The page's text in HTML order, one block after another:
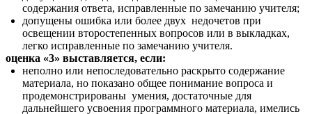
содержания ответа, исправленные по замечанию учителя;
допущены ошибка или более двух недочетов при
освещении второстепенных вопросов или в выкладках,
легко исправленные по замечанию учителя.
оценка «3» выставляется, если:
неполно или непоследовательно раскрыто содержание
материала, но показано общее понимание вопроса и
продемонстрированы умения, достаточные для
дальнейшего усвоения программного материала, имелись